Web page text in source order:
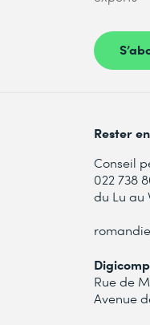
Rester
Conseil
022 738
du Lu au
Rue de
Avenue